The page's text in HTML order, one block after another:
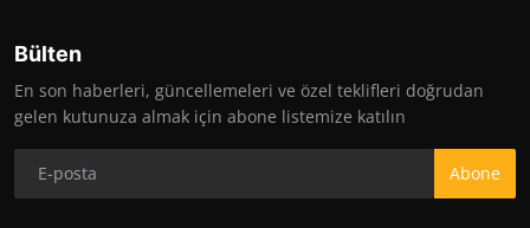
Bülten
En son haberleri, güncellemeleri ve özel teklifleri doğrudan
gelen kutunuza almak için abone listemize katılın
Abone